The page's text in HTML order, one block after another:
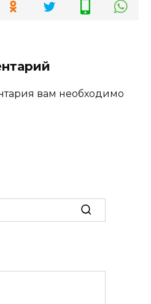
вам необходимо